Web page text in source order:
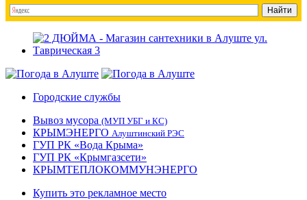
Городские службы
Вывоз мусора (МУП УБГ и КС)
КРЫМЭНЕРГО Алуштинский РЭС
ГУП РК «Вода Крыма»
ГУП РК «Крымгазсети»
КРЫМТЕПЛОКОММУНЭНЕРГО
Купить это рекламное место